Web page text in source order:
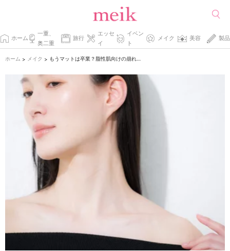
ホーム
一重、
奥二重
旅行
エッセ
イ
イベン
ト
メイク 美容 製品
ホーム > メイク > もうマットは卒業？脂性肌向けの崩れにくいツヤ肌メイク術